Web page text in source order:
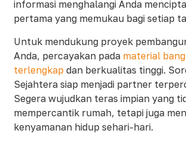
informasi menghalangi Anda
pertama yang memukau bagi setiap
Untuk mendukung proyek
Anda, percayakan pada material
terlengkapdan berkualitas tinggi.
Sejahtera siap menjadi partner
Segera wujudkan teras impian yang
mempercantik rumah, tetapi juga
kenyamanan hidup sehari-hari.